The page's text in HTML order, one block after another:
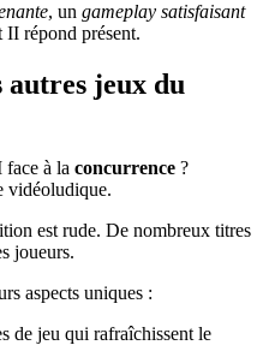
, un gameplay satisfaisant
II répond présent.
autres jeux du
à la concurrence ?
vidéoludique.
est rude. De nombreux titres
joueurs.
aspects uniques :
de jeu qui rafraîchissent le